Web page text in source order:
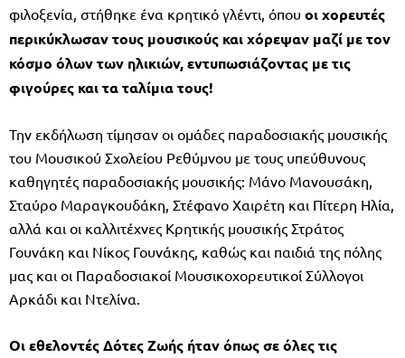
φιλοξενία, στήθηκε ένα κρητικό γλέντι, όπου οι χορευτές
περικύκλωσαν τους μουσικούς και χόρεψαν μαζί με τον
κόσμο όλων των ηλικιών, εντυπωσιάζοντας με τις
φιγούρες και τα ταλίμια τους!
Την εκδήλωση τίμησαν οι ομάδες παραδοσιακής μουσικής
του Μουσικού Σχολείου Ρεθύμνου με τους υπεύθυνους
καθηγητές παραδοσιακής μουσικής: Μάνο Μανουσάκη,
Σταύρο Μαραγκουδάκη, Στέφανο Χαιρέτη και Πίτερη Ηλία,
αλλά και οι καλλιτέχνες Κρητικής μουσικής Στράτος
Γουνάκη και Νίκος Γουνάκης, καθώς και παιδιά της πόλης
μας και οι Παραδοσιακοί Μουσικοχορευτικοί Σύλλογοι
Αρκάδι και Ντελίνα.
Οι εθελοντές Δότες Ζωής ήταν όπως σε όλες τις